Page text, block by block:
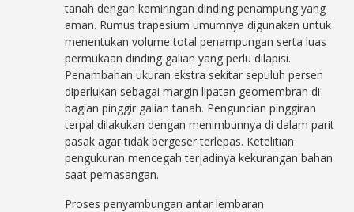
tanah dengan kemiringan dinding penampung yang
aman. Rumus trapesium umumnya digunakan untuk
menentukan volume total penampungan serta luas
permukaan dinding galian yang perlu dilapisi.
Penambahan ukuran ekstra sekitar sepuluh persen
diperlukan sebagai margin lipatan geomembran di
bagian pinggir galian tanah. Penguncian pinggiran
terpal dilakukan dengan menimbunnya di dalam parit
pasak agar tidak bergeser terlepas. Ketelitian
pengukuran mencegah terjadinya kekurangan bahan
saat pemasangan.
Proses penyambungan antar lembaran